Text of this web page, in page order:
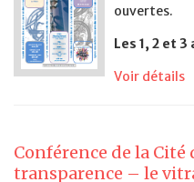
ouvertes.
Les 1, 2 et
Voir détails
Conférence de la
transparence – le